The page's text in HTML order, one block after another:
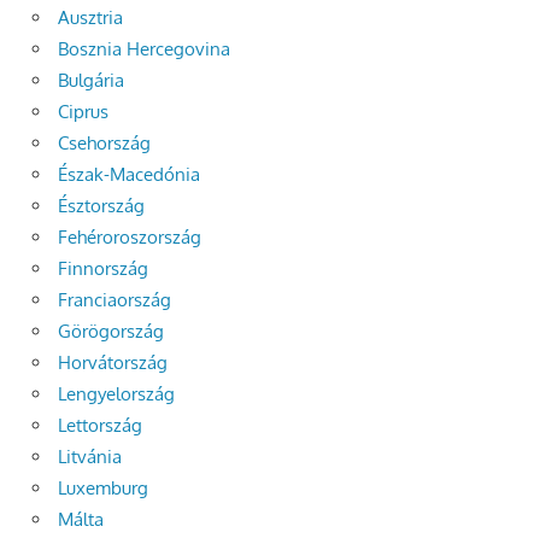
Ausztria
Bosznia Hercegovina
Bulgária
Ciprus
Csehország
Észak-Macedónia
Észtország
Fehéroroszország
Finnország
Franciaország
Görögország
Horvátország
Lengyelország
Lettország
Litvánia
Luxemburg
Málta